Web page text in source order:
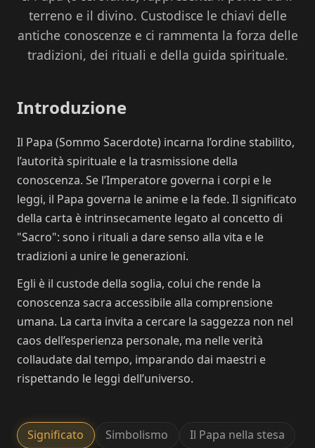
terreno e il divino. Custodisce le chiavi delle
antiche conoscenze e ci rammenta la forza delle
tradizioni, dei rituali e della guida spirituale.
Introduzione
Il Papa (Sommo Sacerdote) incarna l’ordine stabilito,
l’autorità spirituale e la trasmissione della
conoscenza. Se l’Imperatore governa i corpi e le
leggi, il Papa governa le anime e la fede. Il significato
della carta è intrinsecamente legato al concetto di
"Sacro": sono i rituali a dare senso alla vita e le
tradizioni a unire le generazioni.
Egli è il custode della soglia, colui che rende la
conoscenza sacra accessibile alla comprensione
umana. La carta invita a cercare la saggezza non nel
caos dell’esperienza personale, ma nelle verità
collaudate dal tempo, imparando dai maestri e
rispettando le leggi dell’universo.
Significato Simbolismo
Il Papa nella stesa